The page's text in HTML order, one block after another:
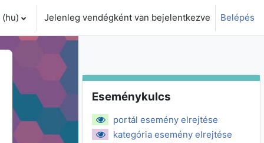
adatok váltása
‎(hu)‎ Jelenleg vendégként van bejelentkezve Belépés
Eseménykulcs kihagyása
Eseménykulcs
portál esemény elrejtése
kategória esemény elrejtése